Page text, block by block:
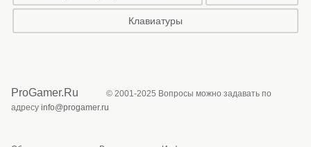
Клавиатуры
ProGamer.Ru
© 2001-2025 Вопросы можно задавать по
адресу info@progamer.ru